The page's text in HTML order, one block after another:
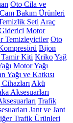
Oto Cila ve
Bakım Ürünleri
Seti Araç
Motor
Temizleyiciler Oto
Bijon
Kiti KrikoYağ
Motor Yağı
Yağı ve Katkısı
Akü
Aksesuarları
Trafik
Jant ve Jant
Trafik Ürünleri